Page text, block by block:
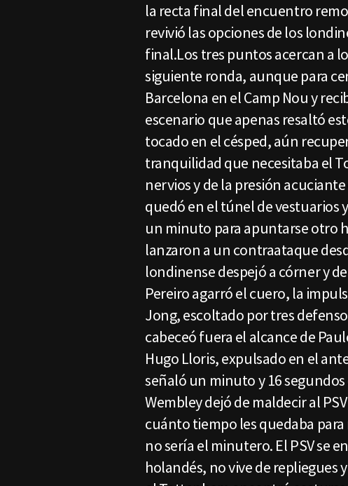
la recta final del encuentro
revivió las opciones de los
final.Los tres puntos acercan a
siguiente ronda, aunque para
Barcelona en el Camp Nou y
escenario que apenas resaltó
tocado en el césped, aún
tranquilidad que necesitaba el
nervios y de la presión
quedó en el túnel de vestuarios
un minuto para apuntarse otro
lanzaron a un contraataque
londinense despejó a córner y
Pereiro agarró el cuero, la
Jong, escoltado por tres
cabeceó fuera el alcance de
Hugo Lloris, expulsado en el
señaló un minuto y 16
Wembley dejó de maldecir al
cuánto tiempo les quedaba
no sería el minutero. El PSV se
holandés, no vive de repliegues